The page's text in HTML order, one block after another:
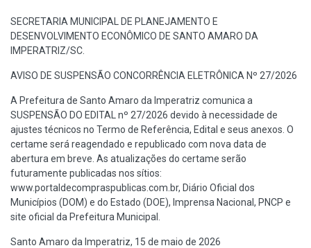
SECRETARIA MUNICIPAL DE PLANEJAMENTO E
DESENVOLVIMENTO ECONÔMICO DE SANTO AMARO DA
IMPERATRIZ/SC.
AVISO DE SUSPENSÃO CONCORRÊNCIA ELETRÔNICA Nº 27/2026
A Prefeitura de Santo Amaro da Imperatriz comunica a
SUSPENSÃO DO EDITAL nº 27/2026 devido à necessidade de
ajustes técnicos no Termo de Referência, Edital e seus anexos. O
certame será reagendado e republicado com nova data de
abertura em breve. As atualizações do certame serão
futuramente publicadas nos sítios:
www.portaldecompraspublicas.com.br, Diário Oficial dos
Municípios (DOM) e do Estado (DOE), Imprensa Nacional, PNCP e
site oficial da Prefeitura Municipal.
Santo Amaro da Imperatriz, 15 de maio de 2026